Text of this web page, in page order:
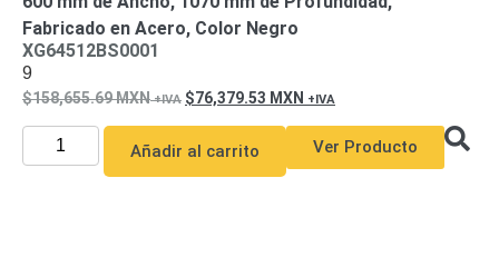
Fabricado en Acero, Color Negro
XG64512BS0001
9
158,655.69MXN 76,379.53 MXN
Añadir al carrito Ver Producto